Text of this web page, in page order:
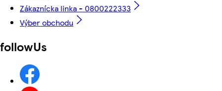
Zákaznícka linka - 0800222333
Výber obchodu
followUs